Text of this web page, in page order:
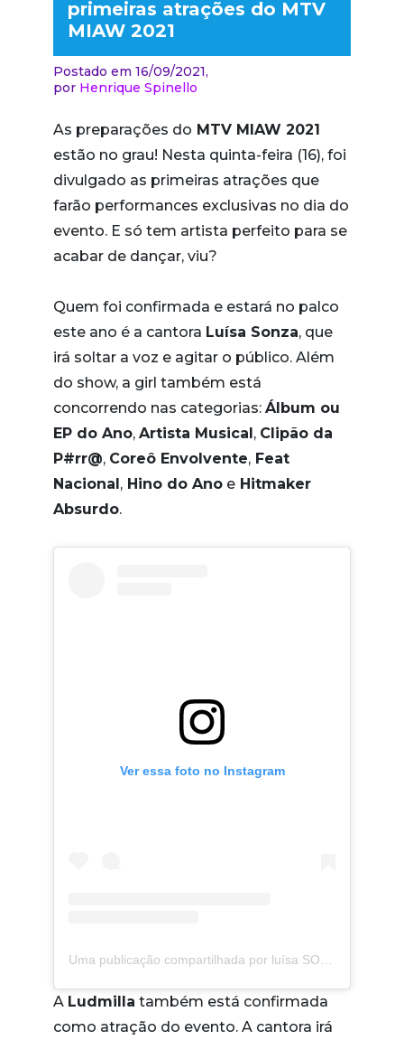
primeiras atrações do MTV
MIAW 2021
Postado em 16/09/2021,
por Henrique Spinello
As preparações do MTV MIAW 2021
estão no grau! Nesta quinta-feira (16), foi
divulgado as primeiras atrações que
farão performances exclusivas no dia do
evento. E só tem artista perfeito para se
acabar de dançar, viu?
Quem foi confirmada e estará no palco
este ano é a cantora Luísa Sonza, que
irá soltar a voz e agitar o público. Além
do show, a girl também está
concorrendo nas categorias: Álbum ou
EP do Ano, Artista Musical, Clipão da
P#rr@, Coreô Envolvente, Feat
Nacional, Hino do Ano e Hitmaker
Absurdo.
Ver essa foto no Instagram
A Ludmilla também está confirmada
como atração do evento. A cantora irá